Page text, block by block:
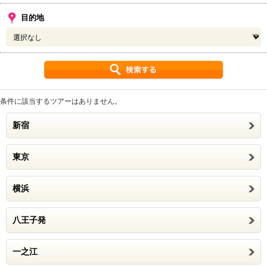
目的地
条件に該当するツアーはありません。
新宿
東京
横浜
八王子発
一之江